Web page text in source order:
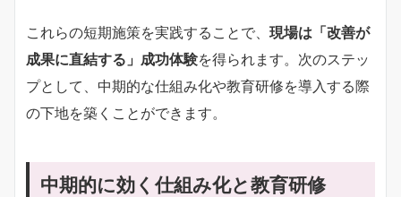
これらの短期施策を実践することで、 現場は「改善が
成果に直結する」成功体験を得られます。次のステッ
プとして、中期的な仕組み化や教育研修を導入する際
の下地を築くことができます。
中期的に効く仕組み化と教育研修